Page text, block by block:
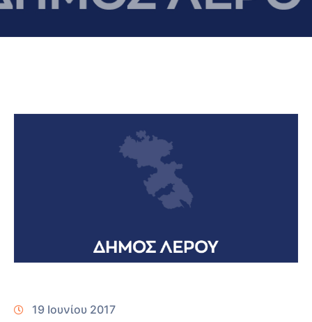
19 Ιουνίου 2017